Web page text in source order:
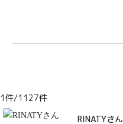
1件/1127件
RINATYさん